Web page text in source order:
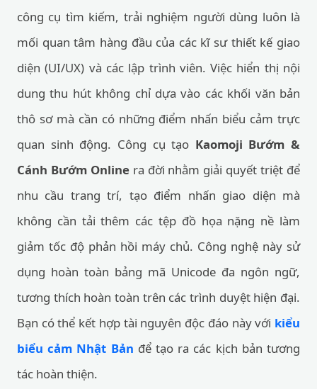
công cụ tìm kiếm, trải nghiệm người dùng luôn là
mối quan tâm hàng đầu của các kĩ sư thiết kế giao
diện (UI/UX) và các lập trình viên. Việc hiển thị nội
dung thu hút không chỉ dựa vào các khối văn bản
thô sơ mà cần có những điểm nhấn biểu cảm trực
quan sinh động. Công cụ tạo Kaomoji Bướm &
Cánh Bướm Onlinera đời nhằm giải quyết triệt để
nhu cầu trang trí, tạo điểm nhấn giao diện mà
không cần tải thêm các tệp đồ họa nặng nề làm
giảm tốc độ phản hồi máy chủ. Công nghệ này sử
dụng hoàn toàn bảng mã Unicode đa ngôn ngữ,
tương thích hoàn toàn trên các trình duyệt hiện đại.
Bạn có thể kết hợp tài nguyên độc đáo này với kiểu
biểu cảm Nhật Bản để tạo ra các kịch bản tương
tác hoàn thiện.